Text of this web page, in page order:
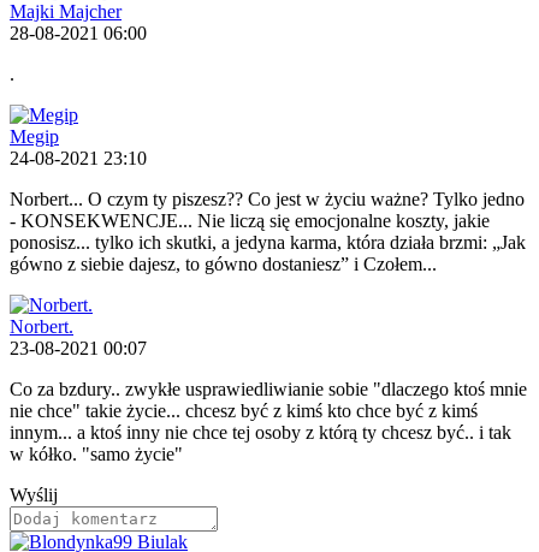
Majki Majcher
28-08-2021 06:00
.
Megip
24-08-2021 23:10
Norbert... O czym ty piszesz?? Co jest w życiu ważne? Tylko jedno
- KONSEKWENCJE... Nie liczą się emocjonalne koszty, jakie
ponosisz... tylko ich skutki, a jedyna karma, która działa brzmi: „Jak
gówno z siebie dajesz, to gówno dostaniesz” i Czołem...
Norbert.
23-08-2021 00:07
Co za bzdury.. zwykłe usprawiedliwianie sobie "dlaczego ktoś mnie
nie chce" takie życie... chcesz być z kimś kto chce być z kimś
innym... a ktoś inny nie chce tej osoby z którą ty chcesz być.. i tak
w kółko. "samo życie"
Wyślij